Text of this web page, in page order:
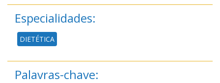
Especialidades:
DIETÉTICA
Palavras-chave: